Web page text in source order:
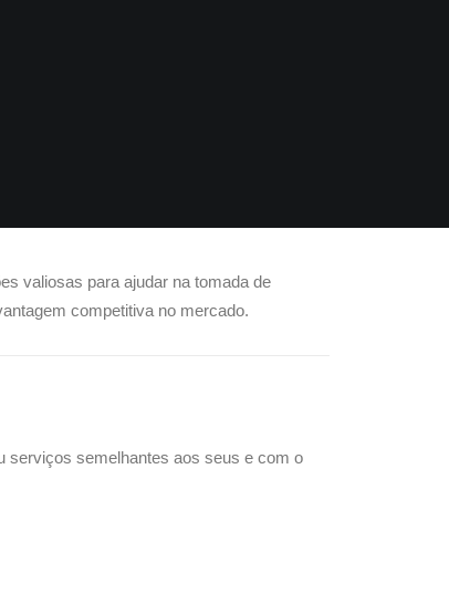
valiosas para ajudar na tomada de
competitiva no mercado.
serviços semelhantes aos seus e com o